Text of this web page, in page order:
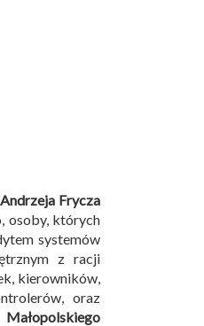
Frycza
osoby, których
systemów
z racji
kierowników,
oraz
Małopolskiego